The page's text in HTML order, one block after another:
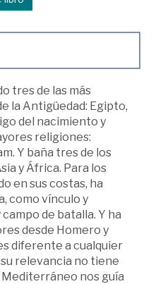
tres de las más
la Antigüedad: Egipto,
del nacimiento y
religiones:
Y baña tres de los
y África. Para los
en sus costas, ha
como vínculo y
de batalla. Y ha
desde Homero y
diferente a cualquier
relevancia no tiene
nos guía